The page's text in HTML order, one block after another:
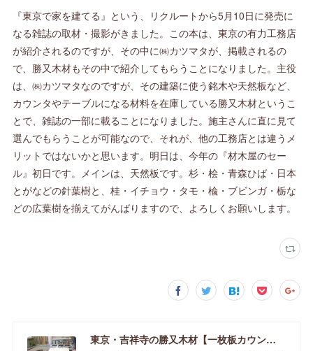
『東京で家を建てる』という、リクルートから5月10日に発売に
なる雑誌の取材・撮影がきました。この本は、東京の有力工務店
が紹介されるのですが、その中に㈱カツマタが、掲載されるの
で、勝又木材もその中で紹介してもらうことになりました。主役
は、㈱カツマタなのですが、その建築に使う銘木や天然板など、
カウンタやテーブルになる材料を在庫している勝又木材というこ
とで、雑誌の一部に載ることになりました。施主さんに直に見て
選んでもらうことが可能なので、それが、他の工務店とは違うメ
リットではないかと思います。明日は、今年の『材木屋のセー
ル』初日です。メインは、天然板です。杉・桧・青森ひば・日本
とがなどの針葉樹と、桂・イチョウ・タモ・楡・ブビンガ・栃な
どの広葉樹を揃えてがんばりますので、よろしくお願いします。
東京・吉祥寺の勝又木材【一枚板カウンター】